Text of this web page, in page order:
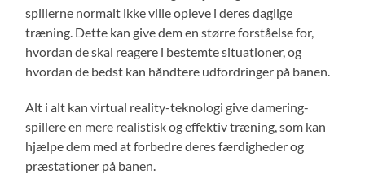
spillerne normalt ikke ville opleve i deres daglige
træning. Dette kan give dem en større forståelse for,
hvordan de skal reagere i bestemte situationer, og
hvordan de bedst kan håndtere udfordringer på banen.
Alt i alt kan virtual reality-teknologi give damering-
spillere en mere realistisk og effektiv træning, som kan
hjælpe dem med at forbedre deres færdigheder og
præstationer på banen.